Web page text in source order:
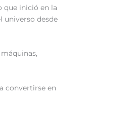
que inició en la
universo desde
convertirse en